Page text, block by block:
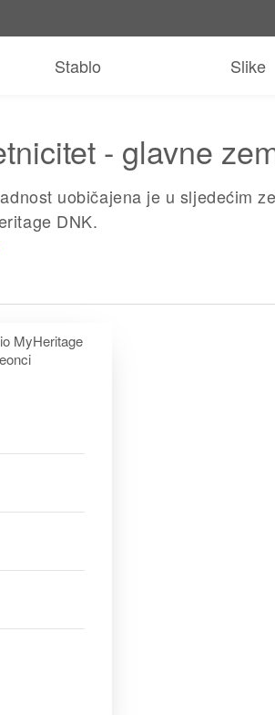
Stablo Slike
- glavne
uobičajena je u sljedećim
DNK.
MyHeritage